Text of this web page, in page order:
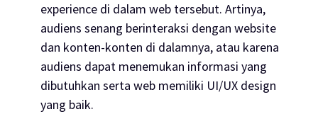
experience di dalam web tersebut. Artinya,
audiens senang berinteraksi dengan website
dan konten-konten di dalamnya, atau karena
audiens dapat menemukan informasi yang
dibutuhkan serta web memiliki UI/UX design
yang baik.